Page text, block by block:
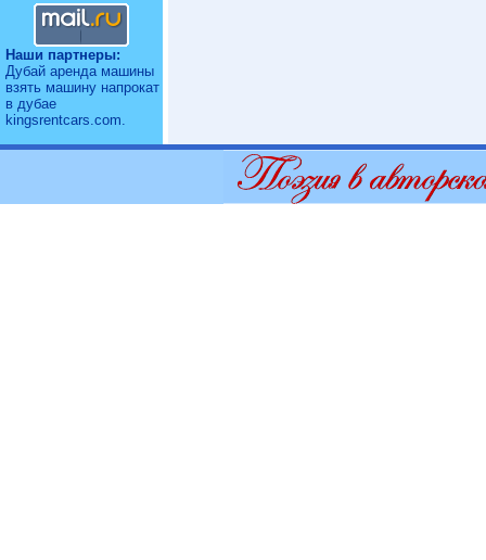
Наши партнеры:
Дубай аренда машины
взять машину напрокат
в дубае
kingsrentcars.com.